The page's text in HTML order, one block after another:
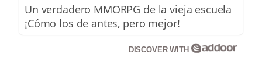
Un verdadero MMORPG de la vieja escuela
¡Cómo los de antes, pero mejor!
DISCOVER WITH